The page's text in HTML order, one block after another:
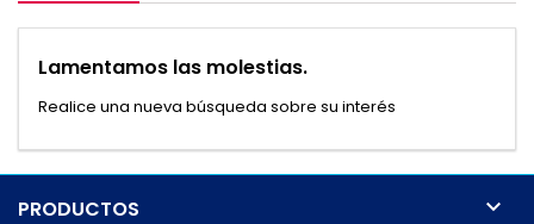
Lamentamos las molestias.
Realice una nueva búsqueda sobre su interés
PRODUCTOS 